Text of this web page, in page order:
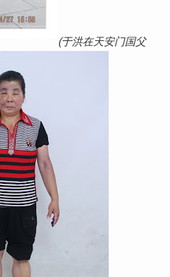
(于洪在天安门国父